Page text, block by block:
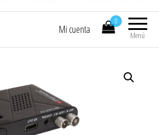
Electrónica COMPEL
Menú
0
Mi cuenta